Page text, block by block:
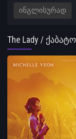
ᲘᲜᲒᲚᲘᲡᲣᲠᲐᲓ
The Lady /